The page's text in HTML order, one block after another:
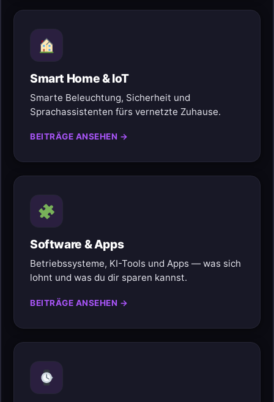
Smart Home & IoT
Smarte Beleuchtung, Sicherheit und
Sprachassistenten fürs vernetzte Zuhause.
BEITRÄGE ANSEHEN →
Software & Apps
Betriebssysteme, KI-Tools und Apps — was sich
lohnt und was du dir sparen kannst.
BEITRÄGE ANSEHEN →